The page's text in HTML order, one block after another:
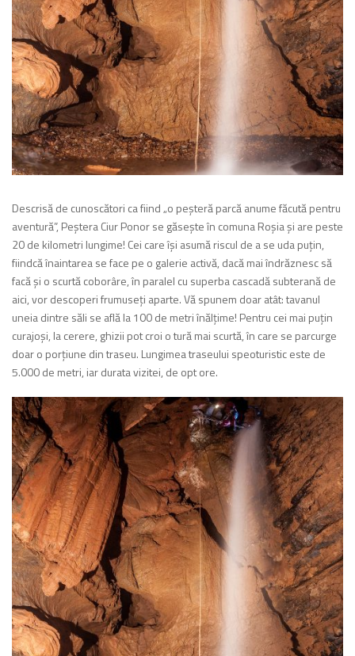
Descrisă de cunoscători ca fiind „o peşteră parcă anume făcută pentru
aventură”, Peştera Ciur Ponor se găseşte în comuna Roşia şi are peste
20 de kilometri lungime! Cei care îşi asumă riscul de a se uda puţin,
fiindcă înaintarea se face pe o galerie activă, dacă mai îndrăznesc să
facă şi o scurtă coborâre, în paralel cu superba cascadă subterană de
aici, vor descoperi frumuseţi aparte. Vă spunem doar atât: tavanul
uneia dintre săli se află la 100 de metri înălţime! Pentru cei mai puţin
curajoşi, la cerere, ghizii pot croi o tură mai scurtă, în care se parcurge
doar o porţiune din traseu. Lungimea traseului speoturistic este de
5.000 de metri, iar durata vizitei, de opt ore.